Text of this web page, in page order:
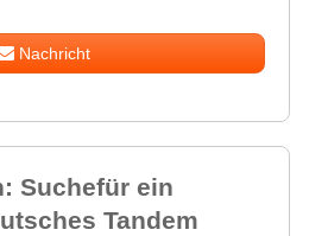
Nachricht
Suchefür ein
Tandem